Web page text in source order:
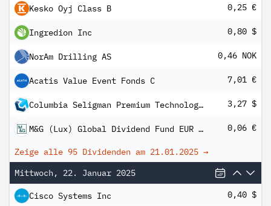
Kesko Oyj Class B 0,25 €
Ingredion Inc 0,80 $
NorAm Drilling AS 0,46 NOK
Acatis Value Event Fonds C 7,01 €
Columbia Seligman Premium Technology Growth Fund 3,27 $
M&G (Lux) Global Dividend Fund EUR A Inc 0,06 €
Zeige alle 95 Dividenden am 21.01.2025 →
Mittwoch, 22. Januar 2025
Cisco Systems Inc 0,40 $